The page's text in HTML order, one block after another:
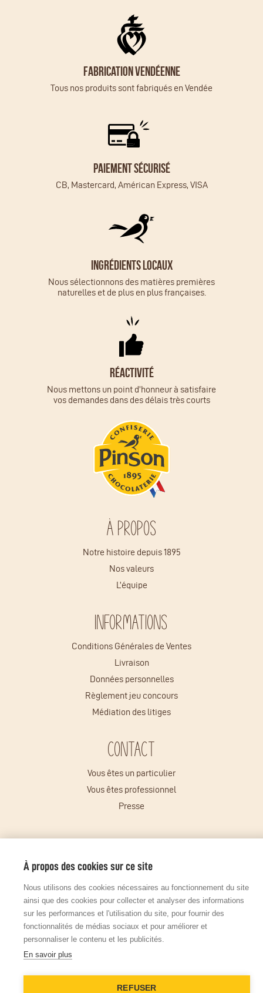
Fabrication vendéenne
Tous nos produits sont fabriqués en Vendée
Paiement sécurisé
CB, Mastercard, Américan Express, VISA
Ingrédients locaux
Nous sélectionnons des matières premières
naturelles et de plus en plus françaises.
Réactivité
Nous mettons un point d’honneur à satisfaire
vos demandes dans des délais très courts
À propos
Notre histoire depuis 1895
Nos valeurs
L’équipe
Informations
Conditions Générales de Ventes
Livraison
Données personnelles
Règlement jeu concours
Médiation des litiges
Contact
Vous êtes un particulier
Vous êtes professionnel
Presse
Gestion des cookies
À propos des cookies sur ce site
Nous utilisons des cookies nécessaires au fonctionnement du site
ainsi que des cookies pour collecter et analyser des informations
sur les performances et l'utilisation du site, pour fournir des
fonctionnalités de médias sociaux et pour améliorer et
personnaliser le contenu et les publicités.
En savoir plus
REFUSER